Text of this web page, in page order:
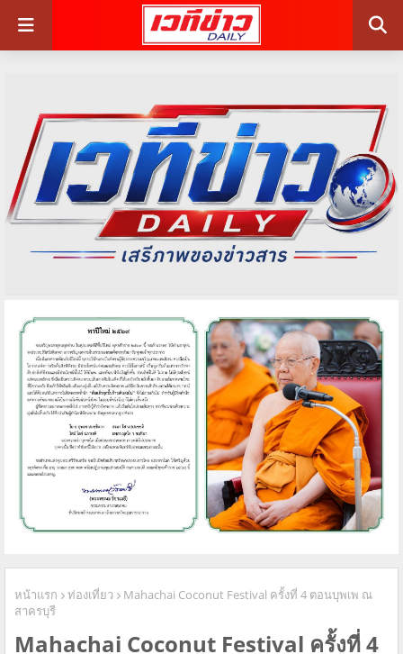
หน้าแรก ท่องเที่ยว
Mahachai Coconut Festival ครั้งที่ 4 ตอนบุพเพ ณ
สาครบุรี
Mahachai Coconut Festival ครั้งที่ 4